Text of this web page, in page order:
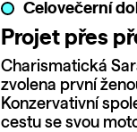
Celovečerní
Projet přes
Charismatická
zvolena první
Konzervativní
cestu se svou